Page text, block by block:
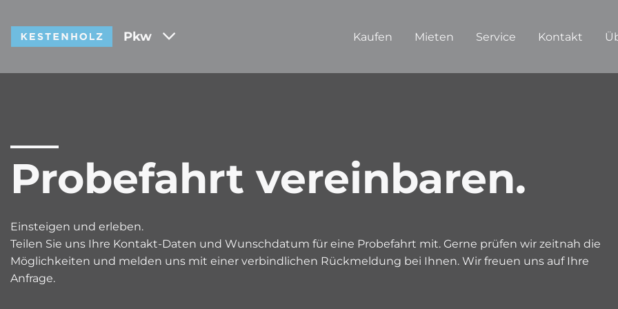
Pkw Kaufen Mieten Service Kontakt
Probefahrt vereinbaren.
Einsteigen und erleben.
Teilen Sie uns Ihre Kontakt-Daten und Wunschdatum für eine Probefahrt mit. Gerne prüfen wir zeitnah die
Möglichkeiten und melden uns mit einer verbindlichen Rückmeldung bei Ihnen. Wir freuen uns auf Ihre
Anfrage.